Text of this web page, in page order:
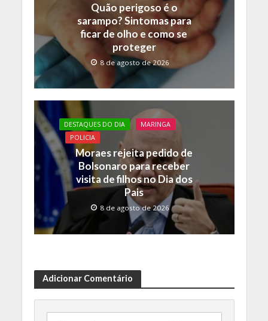
Quão perigoso é o
sarampo? Sintomas para
ficar de olho e como se
proteger
8 de agosto de 2026
DESTAQUES DO DIA
MARINGA
POLICIA
Moraes rejeita pedido de
Bolsonaro para receber
visita de filhos no Dia dos
Pais
8 de agosto de 2026
Adicionar Comentário